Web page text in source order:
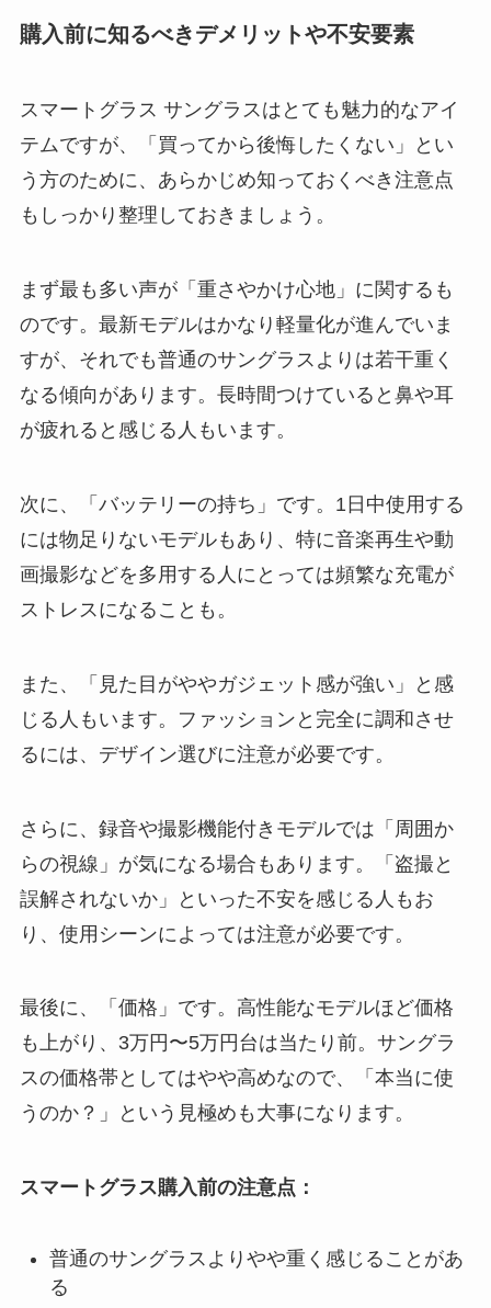
購入前に知るべきデメリットや不安要素
スマートグラス サングラスはとても魅力的なアイ
テムですが、「買ってから後悔したくない」とい
う方のために、あらかじめ知っておくべき注意点
もしっかり整理しておきましょう。
まず最も多い声が「重さやかけ心地」に関するも
のです。最新モデルはかなり軽量化が進んでいま
すが、それでも普通のサングラスよりは若干重く
なる傾向があります。長時間つけていると鼻や耳
が疲れると感じる人もいます。
次に、「バッテリーの持ち」です。1日中使用する
には物足りないモデルもあり、特に音楽再生や動
画撮影などを多用する人にとっては頻繁な充電が
ストレスになることも。
また、「見た目がややガジェット感が強い」と感
じる人もいます。ファッションと完全に調和させ
るには、デザイン選びに注意が必要です。
さらに、録音や撮影機能付きモデルでは「周囲か
らの視線」が気になる場合もあります。「盗撮と
誤解されないか」といった不安を感じる人もお
り、使用シーンによっては注意が必要です。
最後に、「価格」です。高性能なモデルほど価格
も上がり、3万円〜5万円台は当たり前。サングラ
スの価格帯としてはやや高めなので、「本当に使
うのか？」という見極めも大事になります。
スマートグラス購入前の注意点：
普通のサングラスよりやや重く感じることがあ
る